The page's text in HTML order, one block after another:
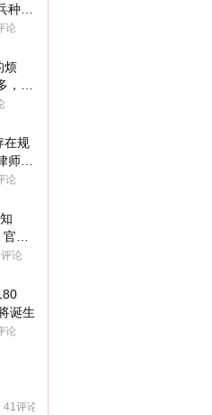
，
论
烦
收
在规
：
等
论
媒
，
论
诞生
论
41评论